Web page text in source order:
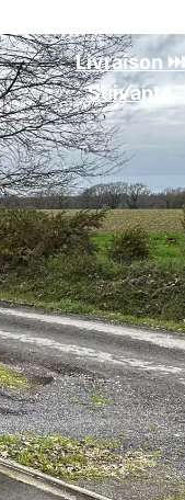
Livraison ⏭️
Suivante️